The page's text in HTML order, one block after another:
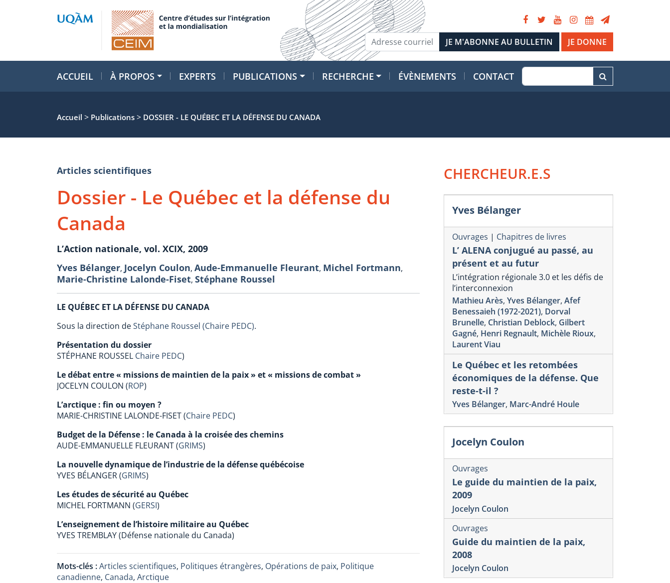
JE DONNE
ACCUEIL À PROPOS EXPERTS PUBLICATIONS RECHERCHE ÉVÈNEMENTS CONTACT
Accueil > Publications > DOSSIER - LE QUÉBEC ET LA DÉFENSE DU CANADA
Articles scientifiques
Dossier - Le Québec et la défense du
Canada
L’Action nationale, vol. XCIX, 2009
Yves Bélanger, Jocelyn Coulon, Aude-Emmanuelle Fleurant, Michel Fortmann,
Marie-Christine Lalonde-Fiset, Stéphane Roussel
LE QUÉBEC ET LA DÉFENSE DU CANADA
Sous la direction deStéphane Roussel (Chaire PEDC).
Présentation du dossier
STÉPHANE ROUSSEL Chaire PEDC)
Le débat entre « missions de maintien de la paix » et « missions de combat »
JOCELYN COULON (ROP)
L’arctique : fin ou moyen ?
MARIE-CHRISTINE LALONDE-FISET (Chaire PEDC)
Budget de la Défense : le Canada à la croisée des chemins
AUDE-EMMANUELLE FLEURANT (GRIMS)
La nouvelle dynamique de l’industrie de la défense québécoise
YVES BÉLANGER (GRIMS)
Les études de sécurité au Québec
MICHEL FORTMANN (GERSI)
L’enseignement de l’histoire militaire au Québec
YVES TREMBLAY (Défense nationale du Canada)
Mots-clés :Articles scientifiques, Politiques étrangères, Opérations de paix, Politique
canadienne, Canada, Arctique
CHERCHEUR.E.S
Yves Bélanger
Ouvrages | Chapitres de livres
L’ ALENA conjugué au passé, au
présent et au futur
L’intégration régionale 3.0 et les défis de
l’interconnexion
Mathieu Arès, Yves Bélanger, Afef
Benessaieh (1972-2021), Dorval
Brunelle, Christian Deblock, Gilbert
Gagné, Henri Regnault, Michèle Rioux,
Laurent Viau
Le Québec et les retombées
économiques de la défense. Que
reste-t-il ?
Yves Bélanger, Marc-André Houle
Jocelyn Coulon
Ouvrages
Le guide du maintien de la paix,
2009
Jocelyn Coulon
Ouvrages
Guide du maintien de la paix,
2008
Jocelyn Coulon